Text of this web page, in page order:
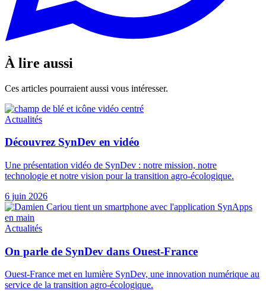
À lire aussi
Ces articles pourraient aussi vous intéresser.
Actualités
Découvrez SynDev en vidéo
Une présentation vidéo de SynDev : notre mission, notre
technologie et notre vision pour la transition agro-écologique.
6 juin 2026
Actualités
On parle de SynDev dans Ouest-France
Ouest-France met en lumière SynDev, une innovation numérique au
service de la transition agro-écologique.